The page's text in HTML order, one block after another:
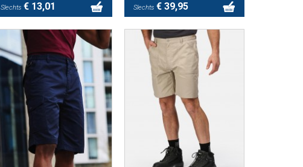
Slechts € 13,01 Slechts€ 39,95